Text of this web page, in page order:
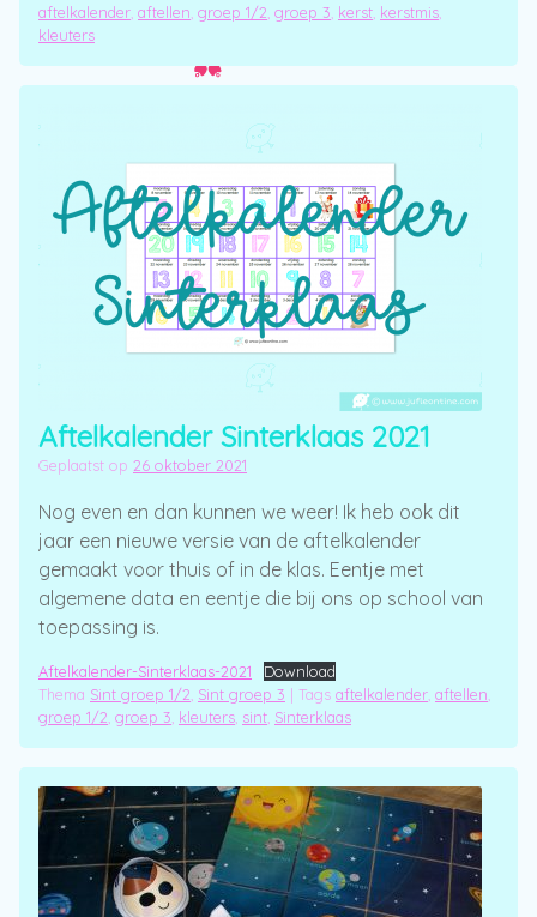
aftelkalender aftellen groep 1/2 groep 3 kerst kerstmis
kleuters
Aftelkalender Sinterklaas 2021
Geplaatst op 26 oktober 2021
Nog even en dan kunnen we weer! Ik heb ook dit
jaar een nieuwe versie van de aftelkalender
gemaakt voor thuis of in de klas. Eentje met
algemene data en eentje die bij ons op school van
toepassing is.
Aftelkalender-Sinterklaas-2021
Download
Thema Sint groep 1/2 Sint groep 3 | Tags aftelkalender aftellen
groep 1/2 groep 3 kleuters sint Sinterklaas